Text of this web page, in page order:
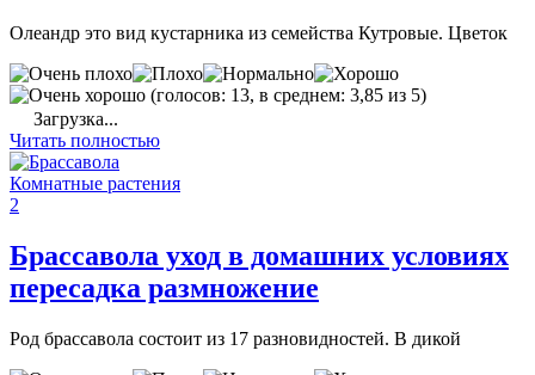
Олеандр это вид кустарника из семейства Кутровые. Цветок
(голосов: 13, в среднем: 3,85 из 5)
Загрузка...
Читать полностью
Комнатные растения
2
Брассавола уход в домашних условиях
пересадка размножение
Род брассавола состоит из 17 разновидностей. В дикой